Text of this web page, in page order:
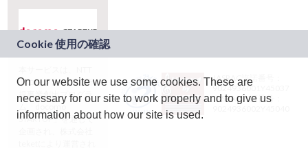
ドコモグループの新
規事業創出プログラ
ム「docomo
STARTUP」を通じて
JASRAC許諾番号：
9024936001Y45037
JASRAC許諾番号：
On our website we use some cookies. These are
necessary for our site to work properly and to give us
information about how our site is used.